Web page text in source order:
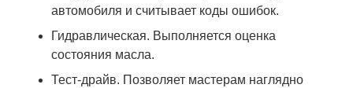
автомобиля и считывает коды ошибок.
Гидравлическая. Выполняется оценка
состояния масла.
Тест-драйв. Позволяет мастерам наглядно